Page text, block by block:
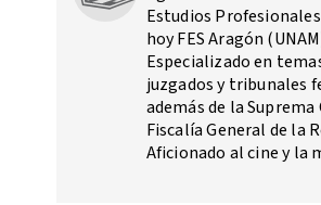
Estudios
hoy FES Aragón
Especializado en
juzgados y tribunales
además de la Suprema
Fiscalía General de la
Aficionado al cine y la